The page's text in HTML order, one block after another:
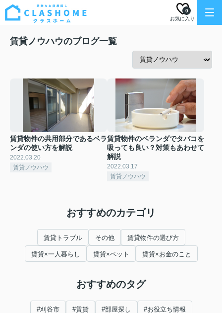
お気に入り
0
賃貸ノウハウのブログ一覧
賃貸物件の共用部分であるベラ
ンダの使い方を解説
2022.03.20
賃貸ノウハウ
賃貸物件のベランダでタバコを
吸っても良い？対策もあわせて
解説
2022.03.17
賃貸ノウハウ
おすすめのカテゴリ
賃貸トラブル その他 賃貸物件の選び方
賃貸×一人暮らし 賃貸×ペット 賃貸×お金のこと
おすすめのタグ
#刈谷市 #賃貸 #部屋探し #お役立ち情報